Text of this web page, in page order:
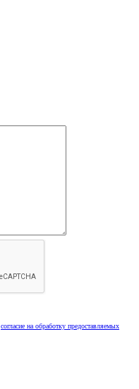
согласие на обработку предоставляемых